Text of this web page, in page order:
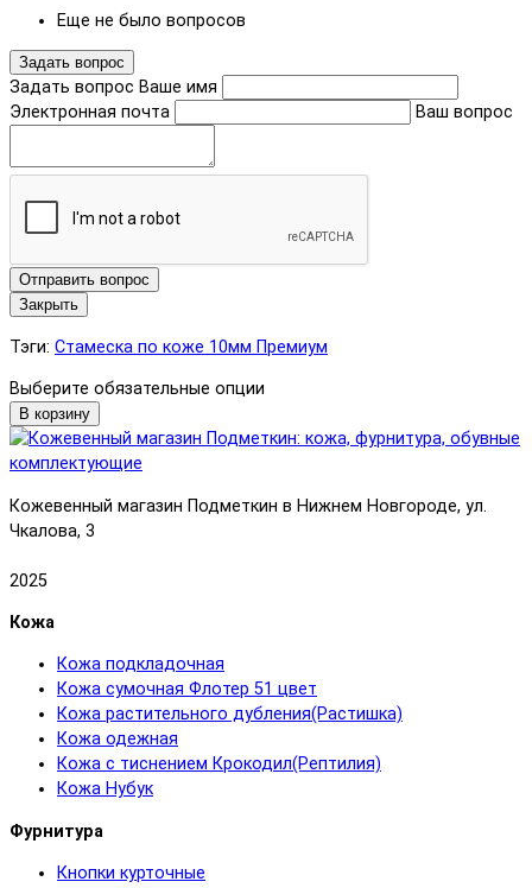
Еще не было вопросов
Задать вопрос
Задать вопрос Ваше имя
Электронная почта
Ваш вопрос
Отправить вопрос
Закрыть
Тэги: Стамеска по коже 10мм Премиум
Выберите обязательные опции
В корзину
Кожевенный магазин Подметкин в Нижнем Новгороде, ул.
Чкалова, 3
2025
Кожа
Кожа подкладочная
Кожа сумочная Флотер 51 цвет
Кожа растительного дубления(Растишка)
Кожа одежная
Кожа с тиснением Крокодил(Рептилия)
Кожа Нубук
Фурнитура
Кнопки курточные